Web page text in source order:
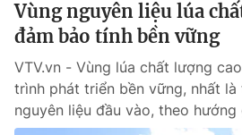
Tư vấn
Chuyên mục khác
Emagazine
Photo
Vùng nguyên liệu lúa
đảm bảo tính bền vững
VTV.vn - Vùng lúa chất lượng
trình phát triển bền vững, nhất
nguyên liệu đầu vào, theo hướng